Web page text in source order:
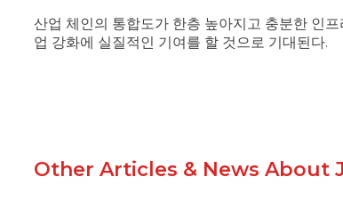
산업 체인의 통합도가 한층 높아지고 충분한 인
업 강화에 실질적인 기여를 할 것으로 기대된다.
Other Articles & News About